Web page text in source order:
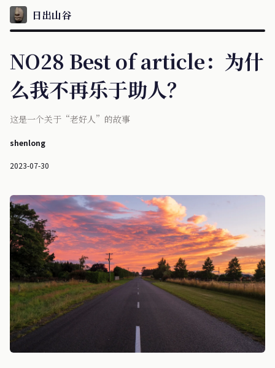
日出山谷
NO28 Best of article：为什
么我不再乐于助人？
这是一个关于“老好人”的故事
shenlong
2023-07-30